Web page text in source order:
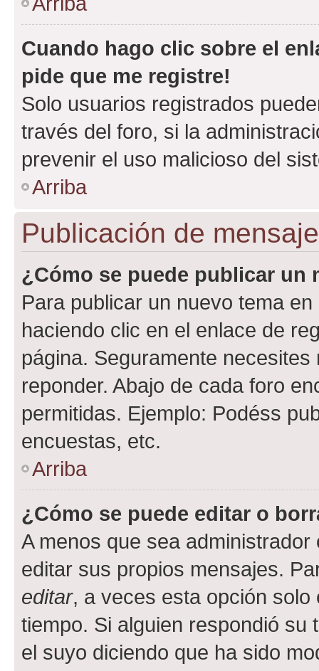
Cuando hago clic sobre el
pide que me registre!
Solo usuarios registrados
través del foro, si la
prevenir el uso malicioso del
Arriba
Publicación de
¿Cómo se puede publicar un
Para publicar un nuevo tema
haciendo clic en el enlace de
página. Seguramente
reponder. Abajo de cada foro
permitidas. Ejemplo: Podéss
encuestas, etc.
Arriba
¿Cómo se puede editar o
A menos que sea
editar sus propios mensajes.
editar, a veces esta opción
tiempo. Si alguien respondió su
el suyo diciendo que ha sido